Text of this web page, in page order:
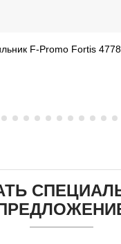
Подвесной светильник F-Promo Fortis